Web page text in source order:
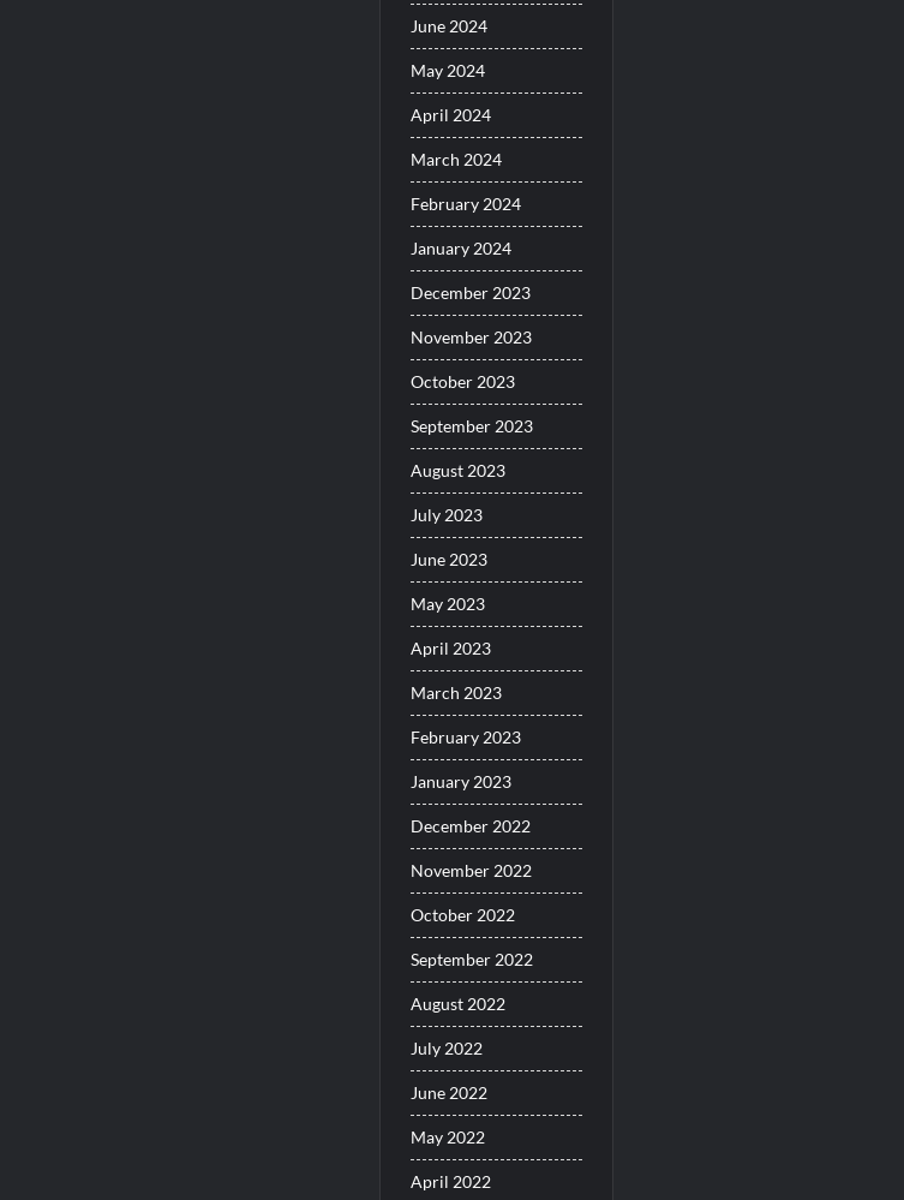
June 2024
May 2024
April 2024
March 2024
February 2024
January 2024
December 2023
November 2023
October 2023
September 2023
August 2023
July 2023
June 2023
May 2023
April 2023
March 2023
February 2023
January 2023
December 2022
November 2022
October 2022
September 2022
August 2022
July 2022
June 2022
May 2022
April 2022